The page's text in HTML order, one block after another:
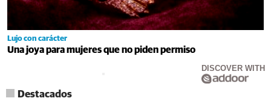
Lujo con carácter
Una joya para mujeres que no piden permiso
DISCOVER WITH
Destacados